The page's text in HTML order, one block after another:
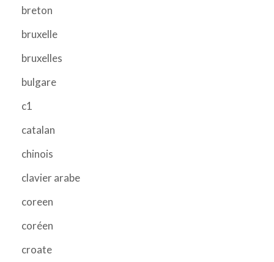
breton
bruxelle
bruxelles
bulgare
c1
catalan
chinois
clavier arabe
coreen
coréen
croate